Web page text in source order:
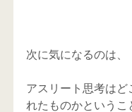
次に気になるのは、
アスリート思考はど
れたものかというこ